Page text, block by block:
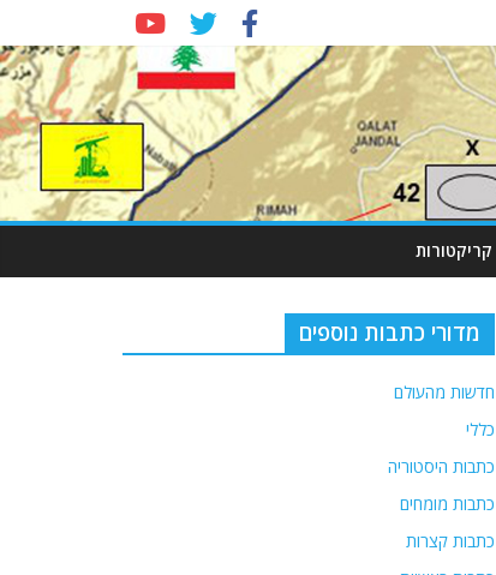
קריקטורות
מדורי כתבות נוספים
חדשות מהעולם
כללי
כתבות היסטוריה
כתבות מומחים
כתבות קצרות